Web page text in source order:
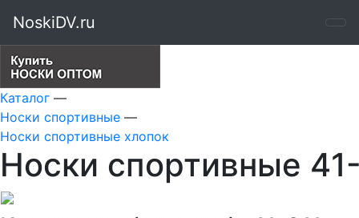
NoskiDV.ru
Каталог —
Носки спортивные —
Носки спортивные хлопок
Носки спортивные